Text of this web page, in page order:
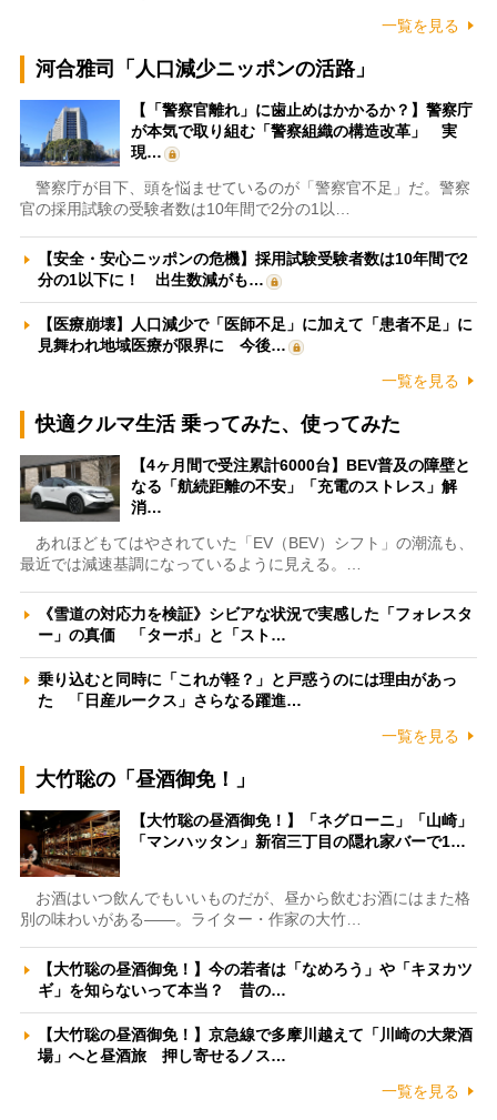
一覧を見る
河合雅司「人口減少ニッポンの活路」
【「警察官離れ」に歯止めはかかるか？】警察庁
が本気で取り組む「警察組織の構造改革」 実
現…
警察庁が目下、頭を悩ませているのが「警察官不足」だ。警察
官の採用試験の受験者数は10年間で2分の1以…
【安全・安心ニッポンの危機】採用試験受験者数は10年間で2
分の1以下に！ 出生数減がも…
【医療崩壊】人口減少で「医師不足」に加えて「患者不足」に
見舞われ地域医療が限界に 今後…
一覧を見る
快適クルマ生活 乗ってみた、使ってみた
【4ヶ月間で受注累計6000台】BEV普及の障壁と
なる「航続距離の不安」「充電のストレス」解
消…
あれほどもてはやされていた「EV（BEV）シフト」の潮流も、
最近では減速基調になっているように見える。…
《雪道の対応力を検証》シビアな状況で実感した「フォレスタ
ー」の真価 「ターボ」と「スト…
乗り込むと同時に「これが軽？」と戸惑うのには理由があっ
た 「日産ルークス」さらなる躍進…
一覧を見る
大竹聡の「昼酒御免！」
【大竹聡の昼酒御免！】「ネグローニ」「山崎」
「マンハッタン」新宿三丁目の隠れ家バーで1…
お酒はいつ飲んでもいいものだが、昼から飲むお酒にはまた格
別の味わいがある――。ライター・作家の大竹…
【大竹聡の昼酒御免！】今の若者は「なめろう」や「キヌカツ
ギ」を知らないって本当？ 昔の…
【大竹聡の昼酒御免！】京急線で多摩川越えて「川崎の大衆酒
場」へと昼酒旅 押し寄せるノス…
一覧を見る